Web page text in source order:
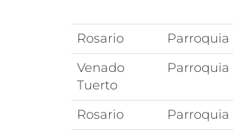
Rosario Parroquia
Venado
Tuerto
Parroquia
Rosario Parroquia